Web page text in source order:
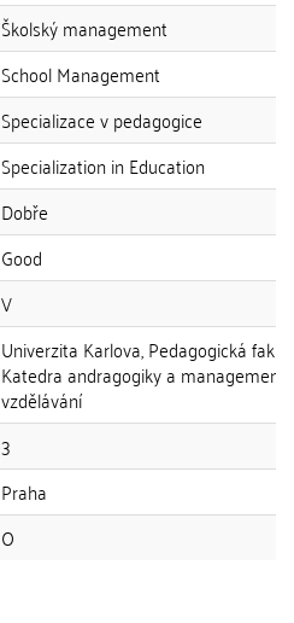
Školský management
School Management
Specializace v pedagogice
Specialization in Education
Dobře
Good
V
Univerzita Karlova, Pedagogická
Katedra andragogiky a managementu
vzdělávání
3
Praha
O